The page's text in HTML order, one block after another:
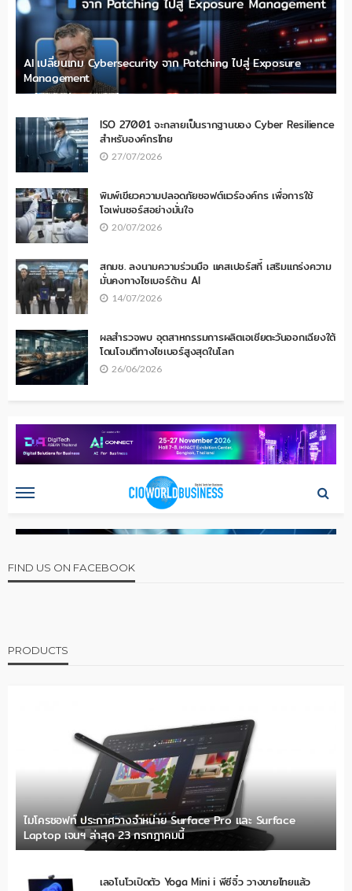
AI เปลี่ยนเกม Cybersecurity จาก Patching ไปสู่ Exposure
Management
ISO 27001 จะกลายเป็นรากฐานของ Cyber Resilience
สำหรับองค์กรไทย
27/07/2026
พิมพ์เขียวความปลอดภัยซอฟต์แวร์องค์กร เพื่อการใช้
โอเพ่นซอร์สอย่างมั่นใจ
20/07/2026
สกมช. ลงนามความร่วมมือ แคสเปอร์สกี้ เสริมแกร่งความ
มั่นคงทางไซเบอร์ด้าน AI
14/07/2026
ผลสำรวจพบ อุตสาหกรรมการผลิตเอเชียตะวันออกเฉียงใต้
โดนโจมตีทางไซเบอร์สูงสุดในโลก
26/06/2026
FIND US ON FACEBOOK
PRODUCTS
ไมโครซอฟท์ ประกาศวางจำหน่าย Surface Pro และ Surface
Laptop เจนฯ ล่าสุด 23 กรกฎาคมนี้
เลอโนโวเปิดตัว Yoga Mini i พีซีจิ๋ว วางขายไทยแล้ว